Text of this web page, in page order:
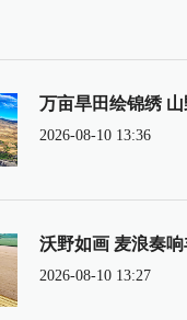
万亩旱田绘锦绣
2026-08-10 13:36
沃野如画 麦浪奏
2026-08-10 13:27